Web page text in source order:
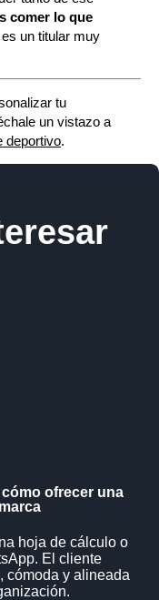
comer lo que
es un titular muy
tu
un vistazo a
deportivo.
ofrecer una
hoja de cálculo o
El cliente
cómoda y alineada